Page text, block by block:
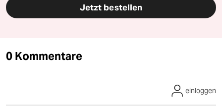
Jetzt bestellen
0 Kommentare
einloggen